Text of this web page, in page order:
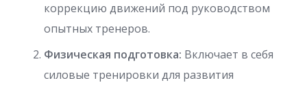
коррекцию движений под руководством
опытных тренеров.
Физическая подготовка: Включает в себя
силовые тренировки для развития